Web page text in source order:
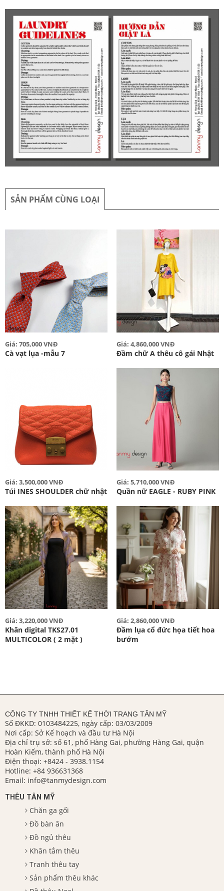
SẢN PHẨM CÙNG LOẠI
Giá: 705,000 VNĐ
Cà vạt lụa -mẫu 7
Giá: 4,860,000 VNĐ
Đầm chữ A thêu cô gái Nhật
Giá: 3,500,000 VNĐ
Túi INES SHOULDER chữ nhật
Giá: 5,710,000 VNĐ
Quần nữ EAGLE - RUBY PINK
Giá: 3,220,000 VNĐ
Khăn digital TKS27.01
MULTICOLOR ( 2 mặt )
Giá: 2,860,000 VNĐ
Đầm lụa cổ đức họa tiết hoa
bướm
CÔNG TY TNHH THIẾT KẾ THỜI TRANG TÂN MỸ
Số ĐKKD: 0103484225, ngày cấp: 03/03/2009
Nơi cấp: Sở Kế hoạch và đầu tư Hà Nội
Địa chỉ trụ sở: số 61, phố Hàng Gai, phường Hàng Gai, quận
Hoàn Kiếm, thành phố Hà Nội
Điện thoại: +8424 - 3938.1154
Hotline: +84 936631368
Email: info@tanmydesign.com
THÊU TÂN MỸ
Chăn ga gối
Đồ bàn ăn
Đồ ngủ thêu
Khăn tắm thêu
Tranh thêu tay
Sản phẩm thêu khác